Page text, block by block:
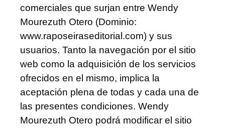
comerciales que surjan entre Wendy
Mourezuth Otero (Dominio:
www.raposeiraseditorial.com) y sus
usuarios. Tanto la navegación por el sitio
web como la adquisición de los servicios
ofrecidos en el mismo, implica la
aceptación plena de todas y cada una de
las presentes condiciones. Wendy
Mourezuth Otero podrá modificar el sitio